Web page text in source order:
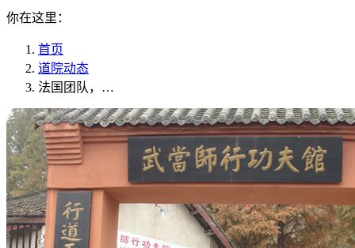
你在这里：
首页
道院动态
法国团队，…